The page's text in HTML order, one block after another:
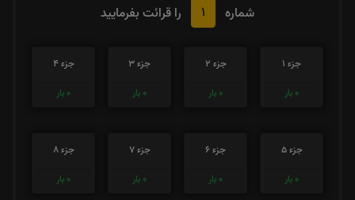
شماره
1 را قرائت بفرمایید
جزء 1
0 بار
جزء 2
0 بار
جزء 3
0 بار
جزء 4
0 بار
جزء 5
0 بار
جزء 6
0 بار
جزء 7
0 بار
جزء 8
0 بار